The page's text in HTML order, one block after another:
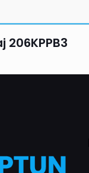
206KPPB3